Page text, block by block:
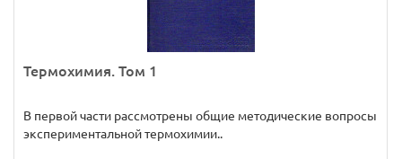
Термохимия. Том 1
В первой части рассмотрены общие методические вопросы
экспериментальной термохимии..